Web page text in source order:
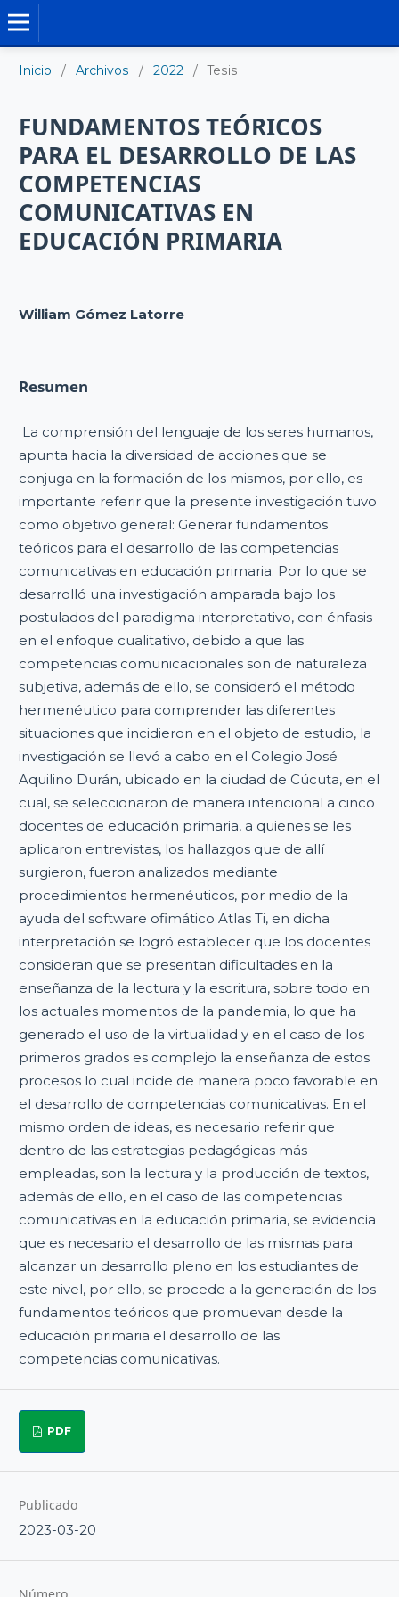
Inicio / Archivos / 2022 / Tesis
FUNDAMENTOS TEÓRICOS
PARA EL DESARROLLO DE LAS
COMPETENCIAS
COMUNICATIVAS EN
EDUCACIÓN PRIMARIA
William Gómez Latorre
Resumen
La comprensión del lenguaje de los seres humanos,
apunta hacia la diversidad de acciones que se
conjuga en la formación de los mismos, por ello, es
importante referir que la presente investigación tuvo
como objetivo general: Generar fundamentos
teóricos para el desarrollo de las competencias
comunicativas en educación primaria. Por lo que se
desarrolló una investigación amparada bajo los
postulados del paradigma interpretativo, con énfasis
en el enfoque cualitativo, debido a que las
competencias comunicacionales son de naturaleza
subjetiva, además de ello, se consideró el método
hermenéutico para comprender las diferentes
situaciones que incidieron en el objeto de estudio, la
investigación se llevó a cabo en el Colegio José
Aquilino Durán, ubicado en la ciudad de Cúcuta, en el
cual, se seleccionaron de manera intencional a cinco
docentes de educación primaria, a quienes se les
aplicaron entrevistas, los hallazgos que de allí
surgieron, fueron analizados mediante
procedimientos hermenéuticos, por medio de la
ayuda del software ofimático Atlas Ti, en dicha
interpretación se logró establecer que los docentes
consideran que se presentan dificultades en la
enseñanza de la lectura y la escritura, sobre todo en
los actuales momentos de la pandemia, lo que ha
generado el uso de la virtualidad y en el caso de los
primeros grados es complejo la enseñanza de estos
procesos lo cual incide de manera poco favorable en
el desarrollo de competencias comunicativas. En el
mismo orden de ideas, es necesario referir que
dentro de las estrategias pedagógicas más
empleadas, son la lectura y la producción de textos,
además de ello, en el caso de las competencias
comunicativas en la educación primaria, se evidencia
que es necesario el desarrollo de las mismas para
alcanzar un desarrollo pleno en los estudiantes de
este nivel, por ello, se procede a la generación de los
fundamentos teóricos que promuevan desde la
educación primaria el desarrollo de las
competencias comunicativas.
PDF
Publicado
2023-03-20